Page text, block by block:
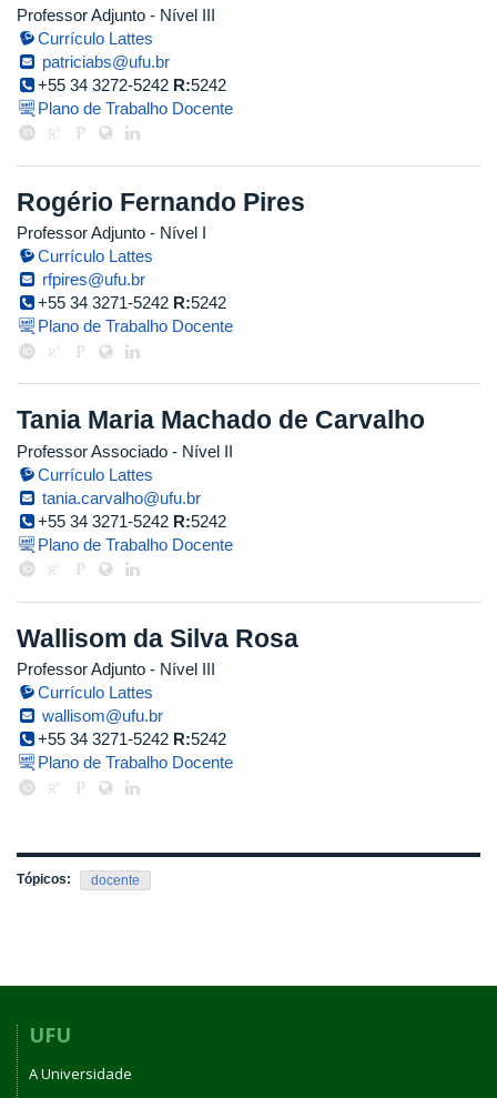
Professor Adjunto - Nível III
Currículo Lattes
patriciabs@ufu.br
+55 34 3272-5242 R:5242
Plano de Trabalho Docente
Rogério Fernando Pires
Professor Adjunto - Nível I
Currículo Lattes
rfpires@ufu.br
+55 34 3271-5242 R:5242
Plano de Trabalho Docente
Tania Maria Machado de Carvalho
Professor Associado - Nível II
Currículo Lattes
tania.carvalho@ufu.br
+55 34 3271-5242 R:5242
Plano de Trabalho Docente
Wallisom da Silva Rosa
Professor Adjunto - Nível III
Currículo Lattes
wallisom@ufu.br
+55 34 3271-5242 R:5242
Plano de Trabalho Docente
Tópicos: docente
UFU
A Universidade